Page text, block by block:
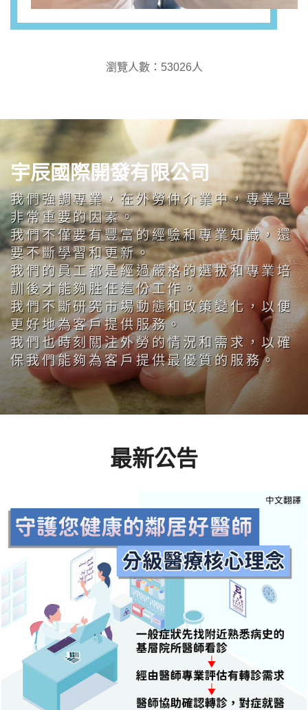
瀏覽人數：53026人
宇辰國際開發有限公司
我們強調專業，在外勞仲介業中，專業是
非常重要的因素。
我們不僅要有豐富的經驗和專業知識，還
要不斷學習和更新。
我們的員工都是經過嚴格的選拔和專業培
訓後才能夠胜任這份工作。
我們不斷研究市場動態和政策變化，以便
更好地為客戶提供服務。
我們也時刻關注外勞的情況和需求，以確
保我們能夠為客戶提供最優質的服務。
最新公告